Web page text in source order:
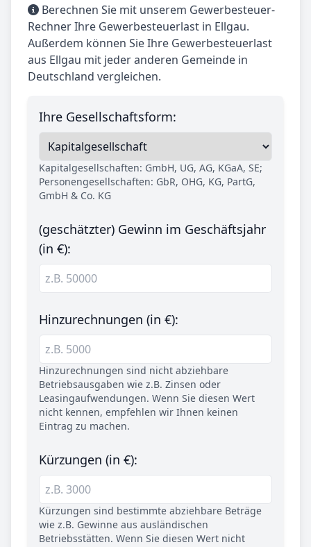
Berechnen Sie mit unserem Gewerbesteuer-
Rechner Ihre Gewerbesteuerlast in Ellgau.
Außerdem können Sie Ihre Gewerbesteuerlast
aus Ellgau mit jeder anderen Gemeinde in
Deutschland vergleichen.
Ihre Gesellschaftsform:
Kapitalgesellschaften: GmbH, UG, AG, KGaA, SE;
Personengesellschaften: GbR, OHG, KG, PartG,
GmbH & Co. KG
(geschätzter) Gewinn im Geschäftsjahr
(in €):
Hinzurechnungen (in €):
Hinzurechnungen sind nicht abziehbare
Betriebsausgaben wie z.B. Zinsen oder
Leasingaufwendungen. Wenn Sie diesen Wert
nicht kennen, empfehlen wir Ihnen keinen
Eintrag zu machen.
Kürzungen (in €):
Kürzungen sind bestimmte abziehbare Beträge
wie z.B. Gewinne aus ausländischen
Betriebsstätten. Wenn Sie diesen Wert nicht